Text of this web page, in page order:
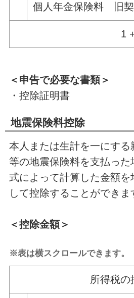
個人年金保険料 旧
1
＜申告で必要な書類＞
・控除証明書
地震保険料控除
本人または生計を一にする
等の地震保険料を支払っ
式によって計算した金額を
して控除することができま
＜控除金額＞
※表は横スクロールできます。
所得税の